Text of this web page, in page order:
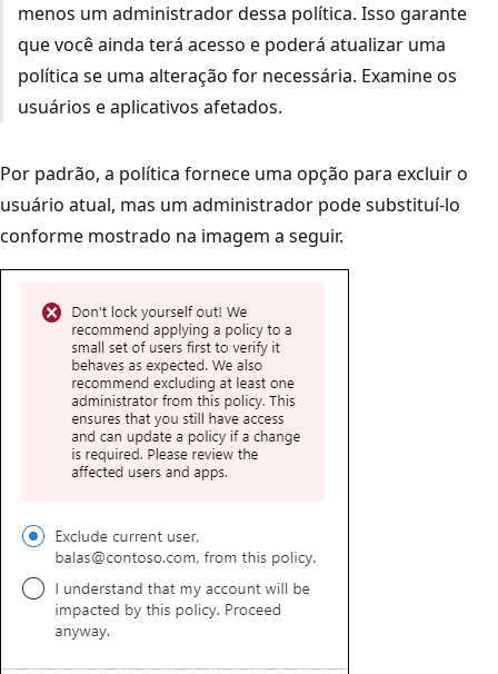
menos um administrador dessa política. Isso garante
que você ainda terá acesso e poderá atualizar uma
política se uma alteração for necessária. Examine os
usuários e aplicativos afetados.
Por padrão, a política fornece uma opção para excluir o
usuário atual, mas um administrador pode substituí-lo
conforme mostrado na imagem a seguir.